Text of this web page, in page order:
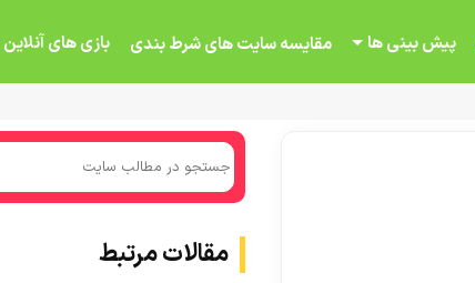
پیش بینی ها مقایسه سایت های شرط بندی بازی های آنلاین
مقالات مرتبط